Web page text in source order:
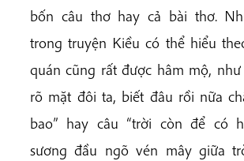
bốn câu thơ hay cả bài thơ.
trong truyện Kiều có thể hiểu
quán cũng rất được hâm mộ,
rõ mặt đôi ta, biết đâu rồi nữa
bao” hay câu “trời còn để có
sương đầu ngõ vén mây giữa